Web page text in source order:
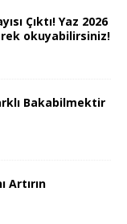
Çıktı! Yaz 2026
okuyabilirsiniz!
Bakabilmektir
Artırın